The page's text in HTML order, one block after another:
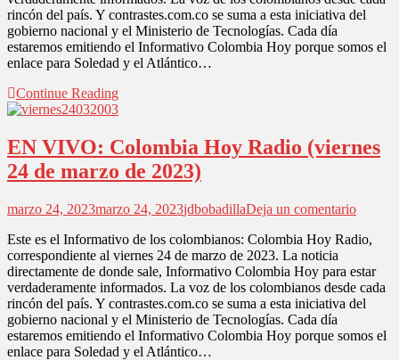
de
de
rincón del país. Y contrastes.com.co se suma a esta iniciativa del
gobierno nacional y el Ministerio de Tecnologías. Cada día
estaremos emitiendo el Informativo Colombia Hoy porque somos el
enlace para Soledad y el Atlántico…
Continue Reading
EN VIVO: Colombia Hoy Radio (viernes
24 de marzo de 2023)
marzo 24, 2023marzo 24, 2023jdbobadillaDeja un comentarioen
VIVO:
Hoy
Radio
(viernes
de
Este es el Informativo de los colombianos: Colombia Hoy Radio,
correspondiente al viernes 24 de marzo de 2023. La noticia
directamente de donde sale, Informativo Colombia Hoy para estar
verdaderamente informados. La voz de los colombianos desde cada
rincón del país. Y contrastes.com.co se suma a esta iniciativa del
gobierno nacional y el Ministerio de Tecnologías. Cada día
estaremos emitiendo el Informativo Colombia Hoy porque somos el
enlace para Soledad y el Atlántico…